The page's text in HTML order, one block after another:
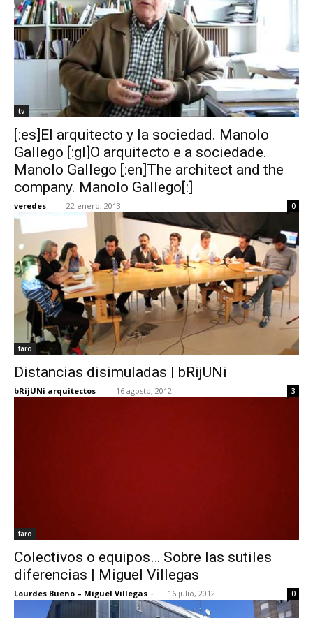
tv
[:es]El arquitecto y la sociedad. Manolo
Gallego [:gl]O arquitecto e a sociedade.
Manolo Gallego [:en]The architect and the
company. Manolo Gallego[:]
veredes - 22 enero, 2013 0
faro
Distancias disimuladas | bRijUNi
bRijUNi arquitectos - 16 agosto, 2012 3
faro
Colectivos o equipos… Sobre las sutiles
diferencias | Miguel Villegas
Lourdes Bueno – Miguel Villegas - 16 julio, 2012 0